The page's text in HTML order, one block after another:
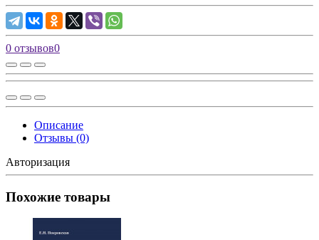
0 отзывов0
Описание
Отзывы (0)
Авторизация
Похожие товары